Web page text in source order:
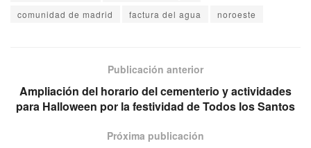
comunidad de madrid
factura del agua noroeste
Publicación anterior
Ampliación del horario del cementerio y actividades
para Halloween por la festividad de Todos los Santos
Próxima publicación